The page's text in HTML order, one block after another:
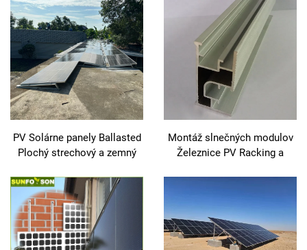
PV Solárne panely Ballasted
Plochý strechový a zemný
konštrukcia pre
fotovoltaické montovanie
Montáž slnečných modulov
Železnice PV Racking a